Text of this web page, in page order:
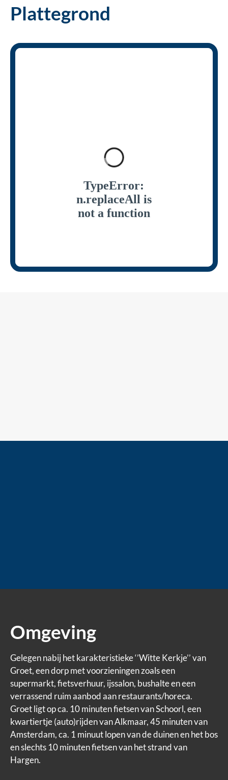
Plattegrond
Omgeving
Gelegen nabij het karakteristieke ‘’Witte Kerkje’’ van
Groet, een dorp met voorzieningen zoals een
supermarkt, fietsverhuur, ijssalon, bushalte en een
verrassend ruim aanbod aan restaurants/horeca.
Groet ligt op ca. 10 minuten fietsen van Schoorl, een
kwartiertje (auto)rijden van Alkmaar, 45 minuten van
Amsterdam, ca. 1 minuut lopen van de duinen en het bos
en slechts 10 minuten fietsen van het strand van
Hargen.